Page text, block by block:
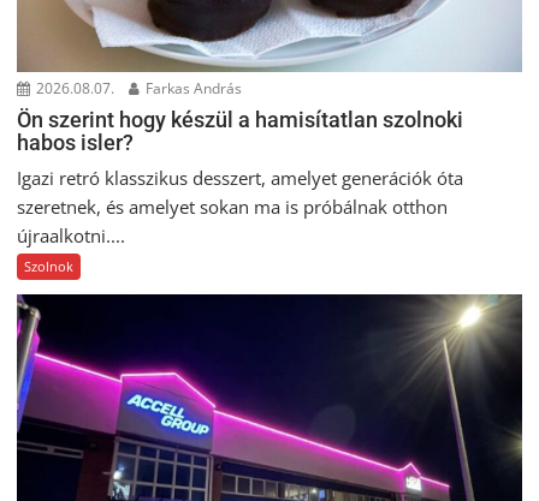
2026.08.07. Farkas András
Ön szerint hogy készül a hamisítatlan szolnoki
habos isler?
Igazi retró klasszikus desszert, amelyet generációk óta
szeretnek, és amelyet sokan ma is próbálnak otthon
újraalkotni....
Szolnok